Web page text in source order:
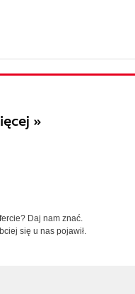
»
Daj nam znać.
się u nas pojawił.